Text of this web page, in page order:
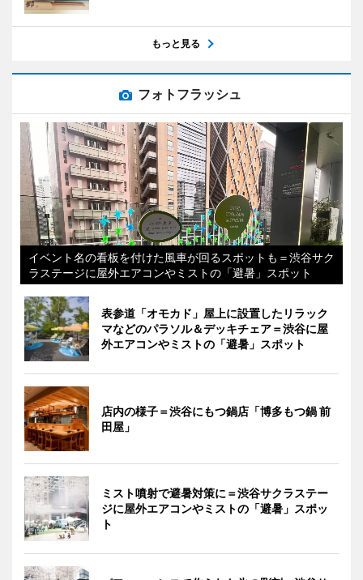
もっと見る
フォトフラッシュ
イベント名の看板を付けた風車が回るスポットも＝渋谷サク
ラステージに屋外エアコンやミストの「避暑」スポット
表参道「オモカド」屋上に設置したリラック
マなどのパラソル＆デッキチェア＝渋谷に屋
外エアコンやミストの「避暑」スポット
店内の様子＝渋谷にもつ鍋店「博多もつ鍋 前
田屋」
ミスト噴射で避暑対策に＝渋谷サクラステー
ジに屋外エアコンやミストの「避暑」スポッ
ト